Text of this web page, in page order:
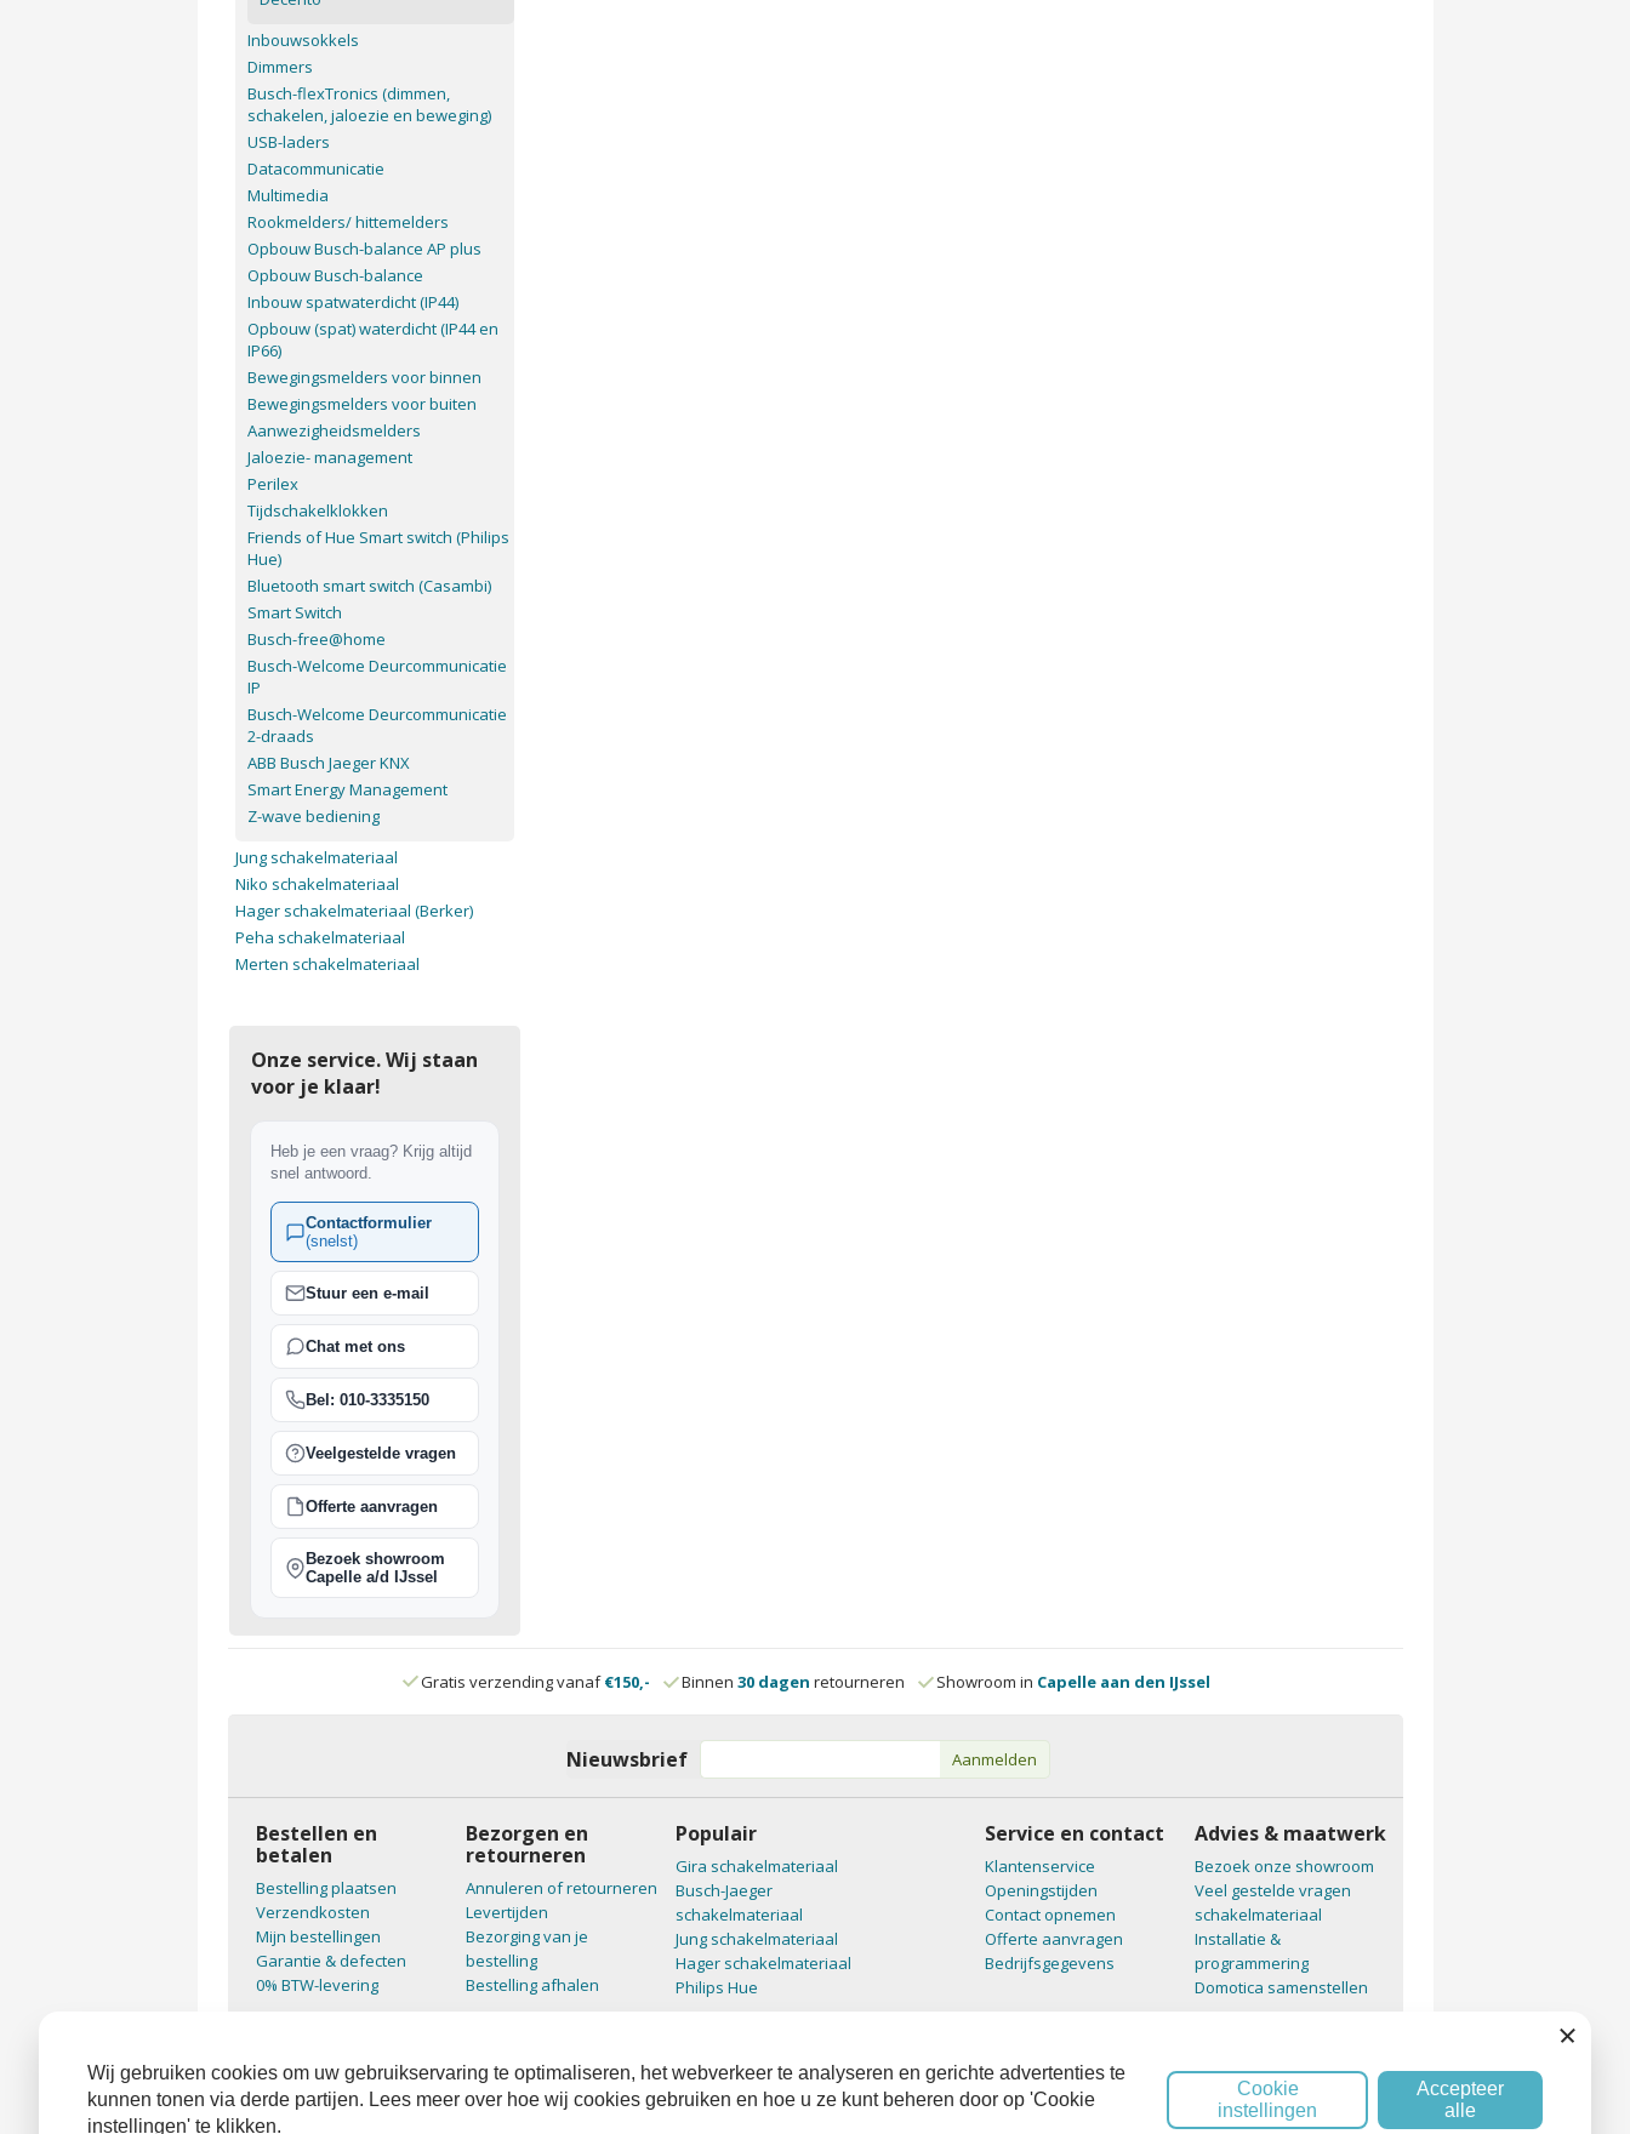
Inbouwsokkels
Dimmers
Busch-flexTronics (dimmen,
schakelen, jaloezie en beweging)
USB-laders
Datacommunicatie
Multimedia
Rookmelders/ hittemelders
Opbouw Busch-balance AP plus
Opbouw Busch-balance
Inbouw spatwaterdicht (IP44)
Opbouw (spat) waterdicht (IP44 en
IP66)
Bewegingsmelders voor binnen
Bewegingsmelders voor buiten
Aanwezigheidsmelders
Jaloezie- management
Perilex
Tijdschakelklokken
Friends of Hue Smart switch (Philips
Hue)
Bluetooth smart switch (Casambi)
Smart Switch
Busch-free@home
Busch-Welcome Deurcommunicatie
IP
Busch-Welcome Deurcommunicatie
2-draads
ABB Busch Jaeger KNX
Smart Energy Management
Z-wave bediening
Jung schakelmateriaal
Niko schakelmateriaal
Hager schakelmateriaal (Berker)
Peha schakelmateriaal
Merten schakelmateriaal
Onze service. Wij staan
voor je klaar!
Heb je een vraag? Krijg altijd
snel antwoord.
Contactformulier
(snelst)
Stuur een e-mail
Chat met ons
Bel: 010-3335150
Veelgestelde vragen
Offerte aanvragen
Bezoek showroom
Capelle a/d IJssel
Gratis verzending vanaf€150,- Binnen 30 dagen retourneren Showroom in Capelle aan den IJssel
Nieuwsbrief Aanmelden
Bestellen en
betalen
Bestelling plaatsen
Verzendkosten
Mijn bestellingen
Garantie & defecten
0% BTW-levering
Bezorgen en
retourneren
Annuleren of retourneren
Levertijden
Bezorging van je
bestelling
Bestelling afhalen
Populair
Gira schakelmateriaal
Busch-Jaeger
schakelmateriaal
Jung schakelmateriaal
Hager schakelmateriaal
Philips Hue
Service en contact
Klantenservice
Openingstijden
Contact opnemen
Offerte aanvragen
Bedrijfsgegevens
Advies & maatwerk
Bezoek onze showroom
Veel gestelde vragen
schakelmateriaal
Installatie &
programmering
Domotica samenstellen
Wij gebruiken cookies om uw gebruikservaring te optimaliseren, het webverkeer te analyseren en gerichte advertenties te
kunnen tonen via derde partijen. Lees meer over hoe wij cookies gebruiken en hoe u ze kunt beheren door op 'Cookie
instellingen' te klikken.
Sluiten
Cookie
instellingen
Accepteer
alle